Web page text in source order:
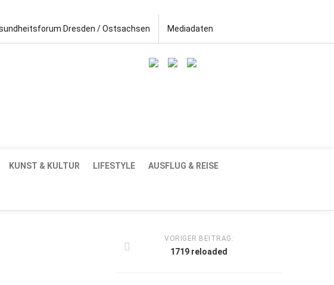
Dresden / Ostsachsen Mediadaten
KUNST & KULTUR LIFESTYLE AUSFLUG & REISE
VORIGER BEITRAG:
1719 reloaded